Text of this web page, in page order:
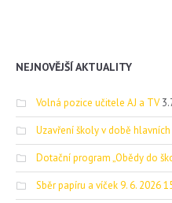
NEJNOVĚJŠÍ AKTUALITY
Volná pozice učitele AJ a TV
Uzavření školy v době
Dotační program „Obědy do
Sběr papíru a víček 9. 6. 2026